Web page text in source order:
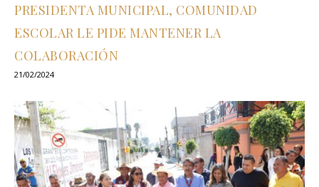
PRESIDENTA MUNICIPAL, COMUNIDAD
ESCOLAR LE PIDE MANTENER LA
COLABORACIÓN
21/02/2024